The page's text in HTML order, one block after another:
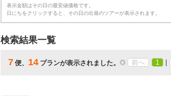
表示金額はその日の最安値価格です。
日にちをクリックすると、その日の出発のツアーが表示されます。
検索結果一覧
7 便、 14 プランが表示されました。 前へ 1